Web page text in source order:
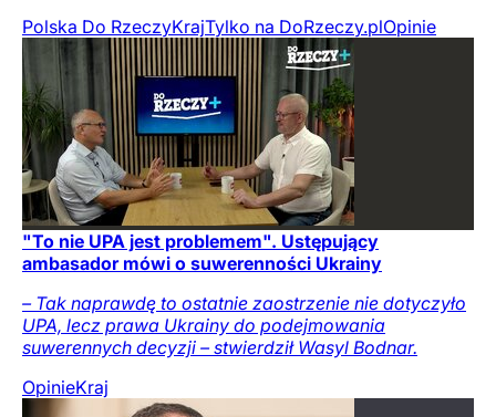
Polska Do RzeczyKrajTylko na DoRzeczy.plOpinie
"To nie UPA jest problemem". Ustępujący
ambasador mówi o suwerenności Ukrainy
– Tak naprawdę to ostatnie zaostrzenie nie dotyczyło
UPA, lecz prawa Ukrainy do podejmowania
suwerennych decyzji – stwierdził Wasyl Bodnar.
OpinieKraj